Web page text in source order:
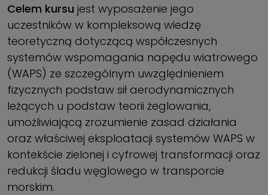
Celem kursu jest wyposażenie jego
uczestników w kompleksową wiedzę
teoretyczną dotyczącą współczesnych
systemów wspomagania napędu wiatrowego
(WAPS) ze szczególnym uwzględnieniem
fizycznych podstaw sił aerodynamicznych
leżących u podstaw teorii żeglowania,
umożliwiającą zrozumienie zasad działania
oraz właściwej eksploatacji systemów WAPS w
kontekście zielonej i cyfrowej transformacji oraz
redukcji śladu węglowego w transporcie
morskim.